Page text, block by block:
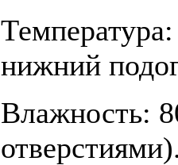
нижний
Влажность: